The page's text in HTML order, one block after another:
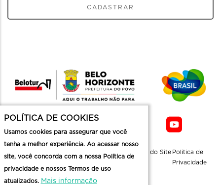
CADASTRAR
Mapa do Site Politica de
Privacidade
POLÍTICA DE COOKIES
Usamos cookies para assegurar que você
tenha a melhor experiência. Ao acessar nosso
site, você concorda com a nossa Política de
privacidade e nossos Termos de uso
atualizados. Mais informação